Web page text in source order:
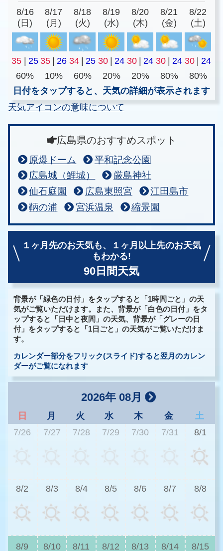
8/16
(日)
8/17
(月)
8/18
(火)
8/19
(水)
8/20
(木)
8/21
(金)
8/22
(土)
35 | 25 35 | 26 34 | 25 30 | 24 30 | 24 30 | 24 30 | 24
60%
10% 60% 20% 20% 80%
80%
日付をタップすると、天気の詳細が表示されます
天気アイコンの意味について
広島県のおすすめスポット
原爆ドーム
平和記念公園
広島城（鯉城）
厳島神社
仙石庭園
広島東照宮
江田島市
鞆の浦
宮浜温泉 縮景園
１ヶ月先のお天気も、
１ヶ月以上先のお天気
もわかる!
90日間天気
背景が「緑色の日付」をタップすると「1時間ごと」の天
気がご覧いただけます。また、背景が「白色の日付」をタ
ップすると「日中と夜間」の天気、背景が「グレーの日
付」をタップすると「1日ごと」の天気がご覧いただけま
す。
カレンダー部分をフリック(スライド)すると翌月のカレン
ダーがご覧になれます
2026年 08月
日 月 火 水 木 金
土
7/26
7/27 7/28 7/29 7/30 7/31 8/1
8/2 8/3 8/4 8/5 8/6 8/7 8/8
8/9 8/10 8/11 8/12 8/13 8/14 8/15